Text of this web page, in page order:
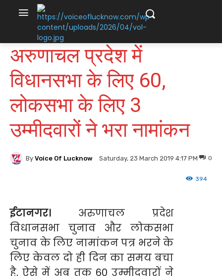
अरुणाचल प्रदेश में
विधानसभा के लिए 60,
लोकसभा के लिए 3
उम्मीदवारों ने भरा नामांकन
By Voice Of Lucknow Saturday, 23 March 2019 4:17 PM 0
394
ईटानगर। अरुणाचल प्रदेश
विधानसभा चुनाव और लोकसभा
चुनाव के लिए नामांकन पत्र भरने के
लिए केवल दो ही दिन का समय बचा
है, ऐसे में अब तक 60 उम्मीदवारों ने